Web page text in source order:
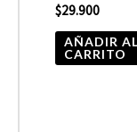
$29.900
AÑADIR AL
CARRITO